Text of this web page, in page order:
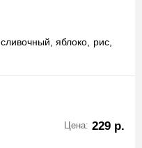
яблоко, рис,
Цена: 229 р.